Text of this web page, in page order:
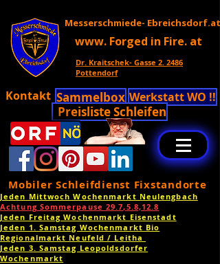
Messerschmiede- Ebreichsdorf.at
www. Forged in Fire. at
Dr. Kraitschek- Gasse 2. 2486
Pottendorf
Kontakt Sammelbox Werkstatt WO !!
Preisliste Schleifen
Mobiler Schleifdienst Fixstandorte
Jeden Mittwoch Wochenmarkt Neulengbach
Achtung Sommerpause 29.7,5.8,12.8
Jeden Freitag Wochenmarkt Eisenstadt
Jeden 1. Samstag Wochenmarkt Bio
Regionalmarkt Neufeld / Leitha
Jeden 3. Samstag Leopoldsdorfer
Wochenmarkt